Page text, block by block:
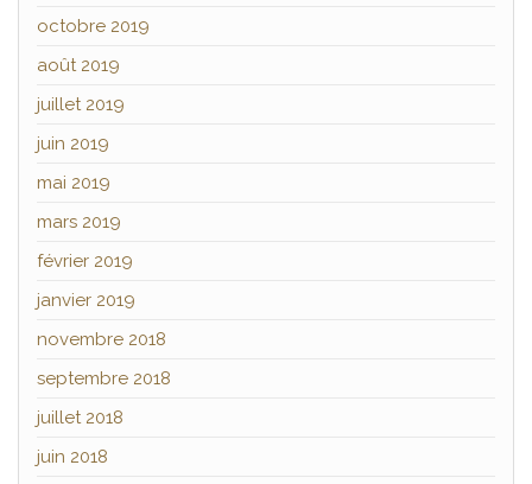
octobre 2019
août 2019
juillet 2019
juin 2019
mai 2019
mars 2019
février 2019
janvier 2019
novembre 2018
septembre 2018
juillet 2018
juin 2018